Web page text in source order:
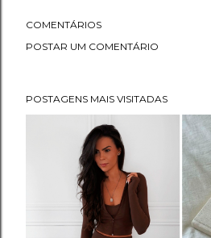
COMENTÁRIOS
POSTAR UM COMENTÁRIO
POSTAGENS MAIS VISITADAS